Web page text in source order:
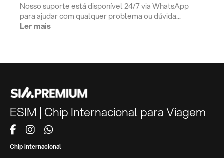
Nosso suporte está disponível 24/7 via WhatsApp
para ajudar com qualquer problema ou dúvida...
Ler mais
ESIM | Chip Internacional para Viagem
Chip internacional